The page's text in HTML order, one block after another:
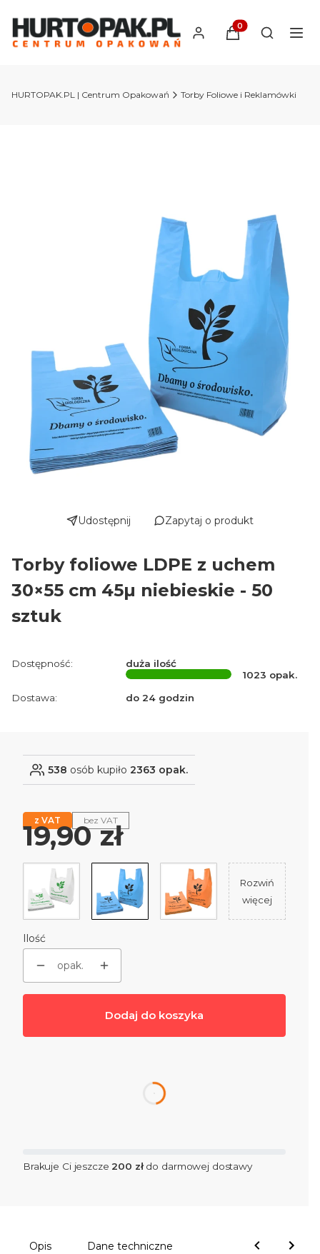
Produkty w
Otwórz
HURTOPAK.PL | Centrum Opakowań Torby Foliowe i Reklamówki
Udostępnij Zapytaj o produkt
Torby foliowe LDPE z uchem
30×55 cm 45µ niebieskie - 50
sztuk
Dostępność:
duża ilość
1023 opak.
Dostawa:
do 24 godzin
538 osób kupiło 2363 opak.
z VAT bez VAT
Cena
19,90 zł
Rozwiń
więcej
Ilość
opak.
Dodaj do koszyka
dnia
Brakuje Ci jeszcze 200 złdo darmowej dostawy
Opis Dane techniczne